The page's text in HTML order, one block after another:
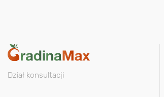
Dział konsultacji